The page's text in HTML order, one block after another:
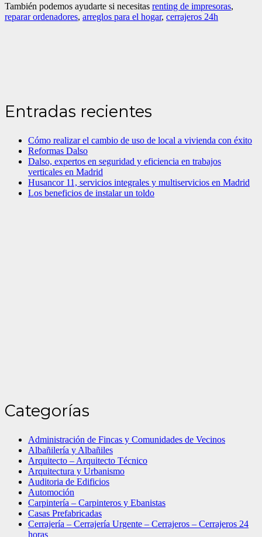
También podemos ayudarte si necesitas renting de impresoras,
reparar ordenadores, arreglos para el hogar, cerrajeros 24h
Entradas recientes
Cómo realizar el cambio de uso de local a vivienda con éxito
Reformas Dalso
Dalso, expertos en seguridad y eficiencia en trabajos
verticales en Madrid
Husancor 11, servicios integrales y multiservicios en Madrid
Los beneficios de instalar un toldo
Categorías
Administración de Fincas y Comunidades de Vecinos
Albañilería y Albañiles
Arquitecto – Arquitecto Técnico
Arquitectura y Urbanismo
Auditoria de Edificios
Automoción
Carpintería – Carpinteros y Ebanistas
Casas Prefabricadas
Cerrajería – Cerrajería Urgente – Cerrajeros – Cerrajeros 24
horas